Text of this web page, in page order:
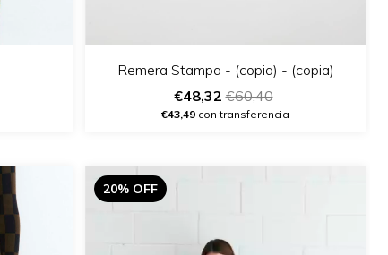
Remera Stampa - (copia) - (copia)
€48,32€60,40
€43,49 con transferencia
20% OFF